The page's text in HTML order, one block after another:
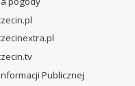
Publicznej